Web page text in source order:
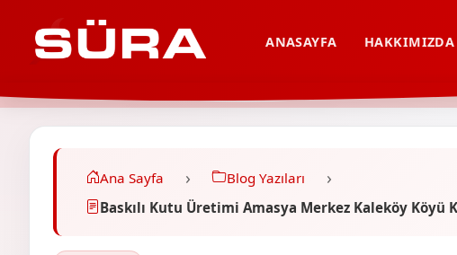
ANASAYFA HAKKIMIZDA
Ana Sayfa
Blog Yazıları
Baskılı Kutu Üretimi Amasya Merkez Kaleköy Köyü